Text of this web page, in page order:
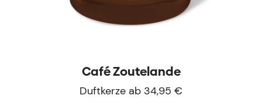
Café Zoutelande
Duftkerze ab 34,95 €